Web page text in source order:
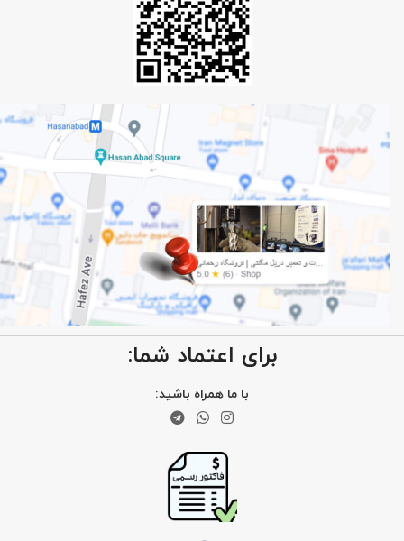
برای اعتماد شما:
با ما همراه باشید: